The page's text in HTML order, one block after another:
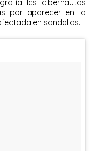
los cibernautas
por aparecer en la
en sandalias.